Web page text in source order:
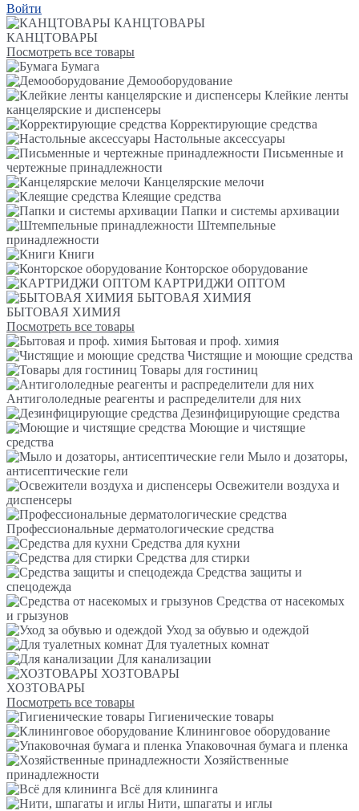
Войти
КАНЦТОВАРЫ
КАНЦТОВАРЫ
Посмотреть все товары
Бумага
Демооборудование
Клейкие ленты
канцелярские и диспенсеры
Корректирующие средства
Настольные аксессуары
Письменные и
чертежные принадлежности
Канцелярские мелочи
Клеящие средства
Папки и системы архивации
Штемпельные
принадлежности
Книги
Конторское оборудование
КАРТРИДЖИ ОПТОМ
БЫТОВАЯ ХИМИЯ
БЫТОВАЯ ХИМИЯ
Посмотреть все товары
Бытовая и проф. химия
Чистящие и моющие средства
Товары для гостиниц
Антигололедные реагенты и распределители для них
Дезинфицирующие средства
Моющие и чистящие
средства
Мыло и дозаторы,
антисептические гели
Освежители воздуха и
диспенсеры
Профессиональные дерматологические средства
Средства для кухни
Средства для стирки
Средства защиты и
спецодежда
Средства от насекомых
и грызунов
Уход за обувью и одеждой
Для туалетных комнат
Для канализации
ХОЗТОВАРЫ
ХОЗТОВАРЫ
Посмотреть все товары
Гигиенические товары
Клининговое оборудование
Упаковочная бумага и пленка
Хозяйственные
принадлежности
Всё для клининга
Нити, шпагаты и иглы